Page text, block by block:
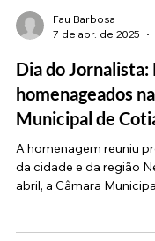
Fau Barbosa
7 de abr. de 2025
Dia do Jornalista:
homenageados
Municipal de
A homenagem reuniu